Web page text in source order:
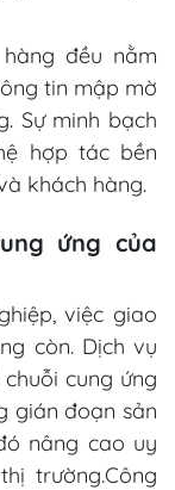
đều nằm
tin mập mờ
Sự minh bạch
hợp tác bền
khách hàng.
ứng của
việc giao
còn. Dịch vụ
cung ứng
gián đoạn sản
nâng cao uy
trường.Công